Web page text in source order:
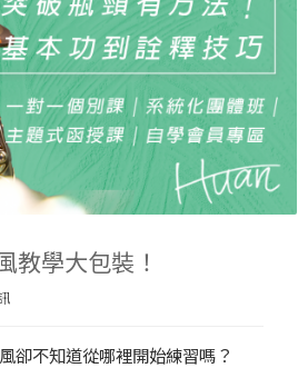
教學大包裝！
卻不知道從哪裡開始練習嗎？